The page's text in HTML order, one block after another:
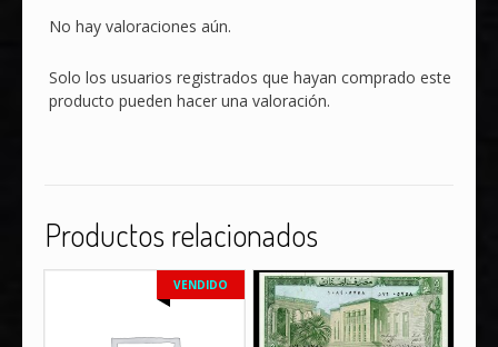
No hay valoraciones aún.
Solo los usuarios registrados que hayan comprado este
producto pueden hacer una valoración.
Productos relacionados
VENDIDO